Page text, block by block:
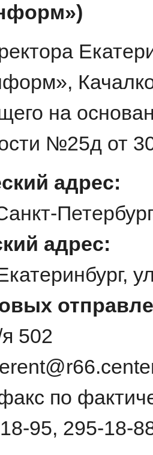
на
№25д от
адрес:
адрес:
502
по
95, 295-18-